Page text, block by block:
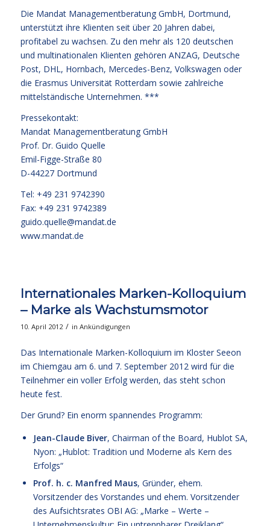
Die Mandat Managementberatung GmbH, Dortmund,
unterstützt ihre Klienten seit über 20 Jahren dabei,
profitabel zu wachsen. Zu den mehr als 120 deutschen
und multinationalen Klienten gehören ANZAG, Deutsche
Post, DHL, Hornbach, Mercedes-Benz, Volkswagen oder
die Erasmus Universität Rotterdam sowie zahlreiche
mittelständische Unternehmen. ***
Pressekontakt:
Mandat Managementberatung GmbH
Prof. Dr. Guido Quelle
Emil-Figge-Straße 80
D-44227 Dortmund
Tel: +49 231 9742390
Fax: +49 231 9742389
guido.quelle@mandat.de
www.mandat.de
Internationales Marken-Kolloquium
– Marke als Wachstumsmotor
10. April 2012 / in Ankündigungen
Das Internationale Marken-Kolloquium im Kloster Seeon
im Chiemgau am 6. und 7. September 2012 wird für die
Teilnehmer ein voller Erfolg werden, das steht schon
heute fest.
Der Grund? Ein enorm spannendes Programm:
Jean-Claude Biver, Chairman of the Board, Hublot SA,
Nyon: „Hublot: Tradition und Moderne als Kern des
Erfolgs“
Prof. h. c. Manfred Maus, Gründer, ehem.
Vorsitzender des Vorstandes und ehem. Vorsitzender
des Aufsichtsrates OBI AG: „Marke – Werte –